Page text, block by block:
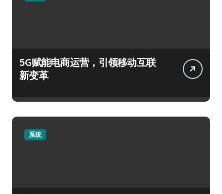
5G赋能电商运营，引领移动互联
新变革
系统